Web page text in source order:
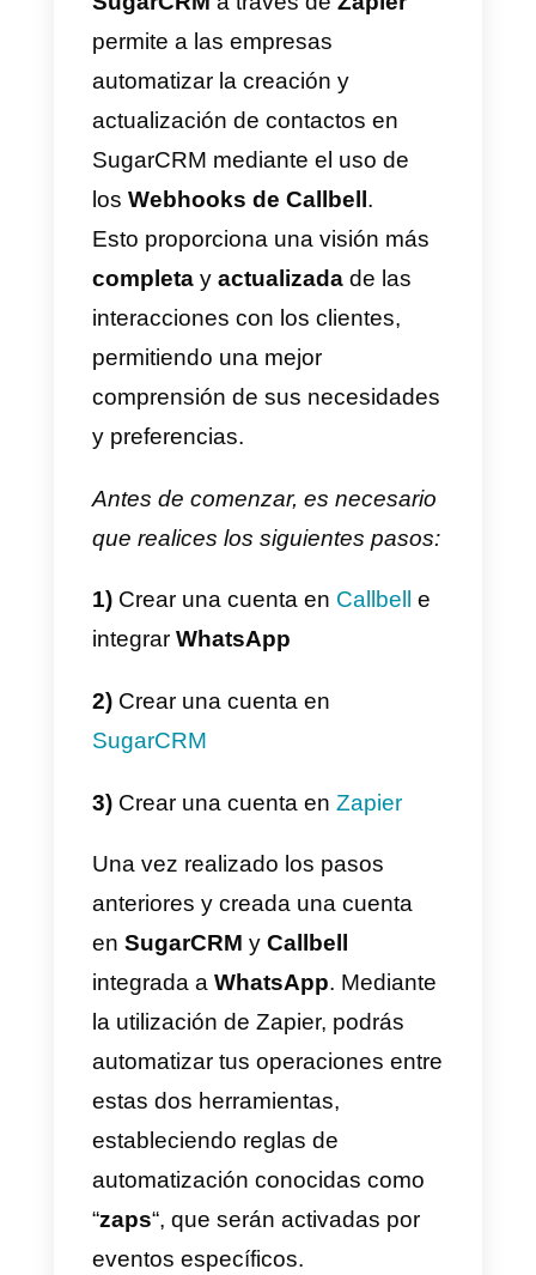
predefinidas que se activan
cuando se produce un evento
específico, como la creación de
un elemento en una lista o la
recepción de un mensaje.
Al activarse un “zap”, Zapier
puede realizar una acción
específica, como la creación de
un nuevo contacto en un sistema
Si estás buscando una forma
y rápida de conectar tus
herramientas informáticas, o
quieres ahorrar tiempo en la
implementación,
Callbell en Zapier
puede ser la
Zapier, puedes
conectar
WhatsApp con SugarCRM
manera sencilla y eficiente. Sin
embargo, es importante tener en
cuenta que utilizar Zapier puede
tener un costo adicional.